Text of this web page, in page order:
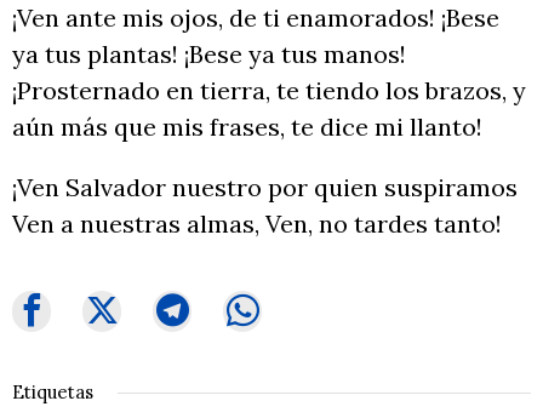
¡Ven ante mis ojos, de ti enamorados! ¡Bese
ya tus plantas! ¡Bese ya tus manos!
¡Prosternado en tierra, te tiendo los brazos, y
aún más que mis frases, te dice mi llanto!
¡Ven Salvador nuestro por quien suspiramos
Ven a nuestras almas, Ven, no tardes tanto!
Etiquetas